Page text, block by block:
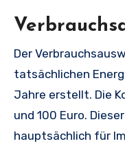
Der
tatsächlichen
Jahre erstellt. Die
und 100 Euro.
hauptsächlich für